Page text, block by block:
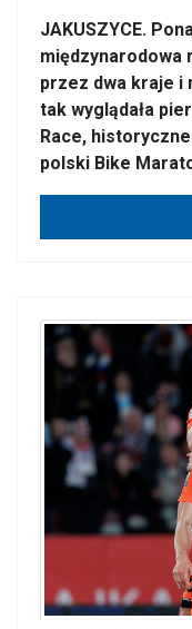
JAKUSZYCE.
międzynarodowa
przez dwa kraje i
tak wyglądała
Race,
polski Bike